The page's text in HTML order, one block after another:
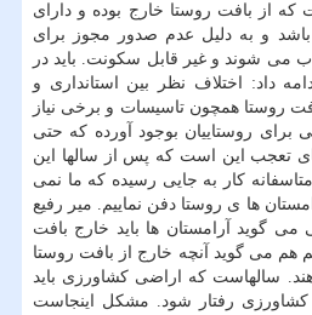
از بافت روستا خارج بوده و دارای
و به دلیل عدم صدور مجوز برای
می شوند و غیر قابل سكونت. باید در
داد: اختلاف نظر بین استانداری و
روستا همچون تاسیسات و برخی نیاز
برای روستاییان بوجود آورده كه حتی
تعجب این است كه پس از سالها این
كار به جایی رسیده كه ما نمی
ها ی روستا دفن نماییم. میر رفیع
می گوید آرامستان ها باید خارج بافت
هم می گوید آنچه خارج از بافت روستا
سالهاست كه اراضی كشاورزی باید
رفتار شود. مشكل اینجاست